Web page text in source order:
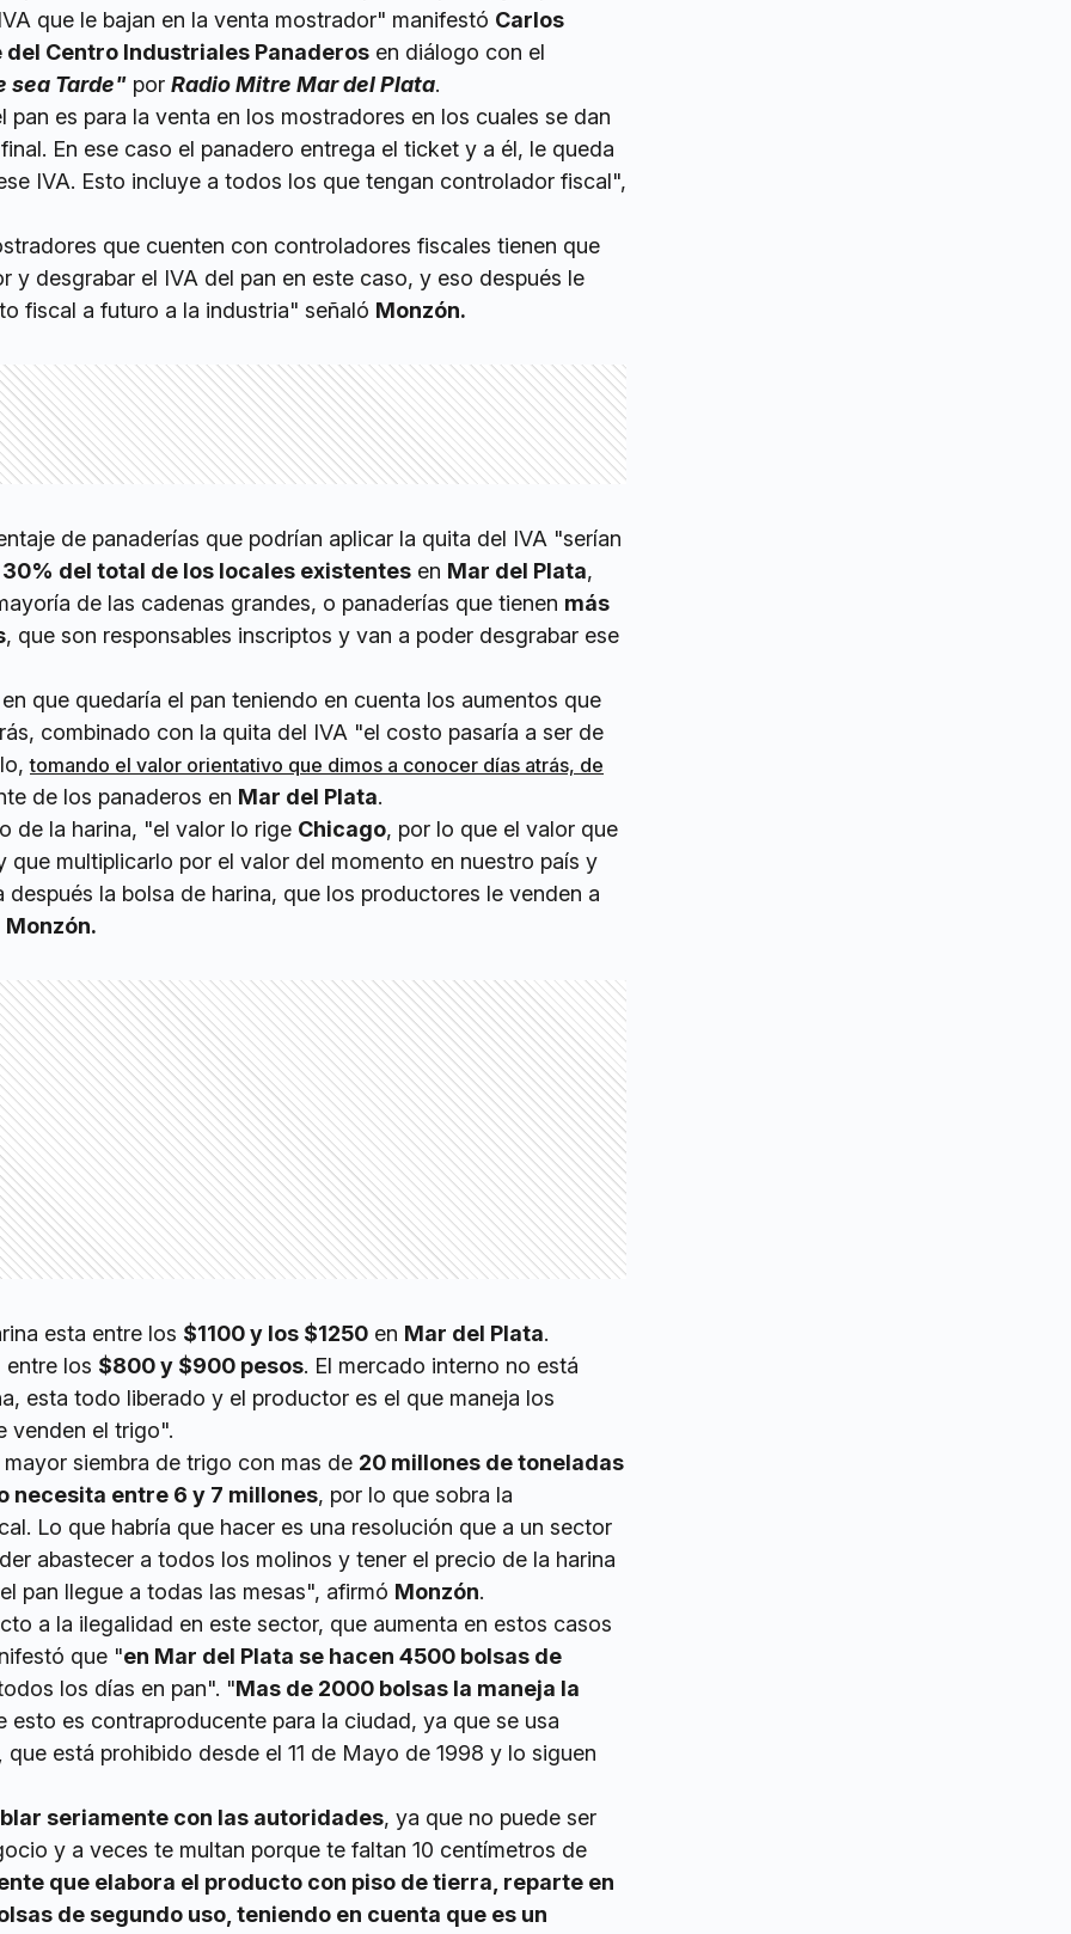
que le bajan en la venta mostrador" manifestó Carlos
del Centro Industriales Panaderos en diálogo con el
sea Tarde" por Radio Mitre Mar del Plata.
pan es para la venta en los mostradores en los cuales se dan
En ese caso el panadero entrega el ticket y a él, le queda
IVA. Esto incluye a todos los que tengan controlador fiscal",
que cuenten con controladores fiscales tienen que
y desgrabar el IVA del pan en este caso, y eso después le
fiscal a futuro a la industria" señaló Monzón.
de panaderías que podrían aplicar la quita del IVA "serían
30% del total de los locales existentes en Mar del Plata,
de las cadenas grandes, o panaderías que tienen más
, que son responsables inscriptos y van a poder desgrabar ese
que quedaría el pan teniendo en cuenta los aumentos que
combinado con la quita del IVA "el costo pasaría a ser de
tomando el valor orientativo que dimos a conocer días atrás, de
de los panaderos en Mar del Plata.
de la harina, "el valor lo rige Chicago, por lo que el valor que
que multiplicarlo por el valor del momento en nuestro país y
después la bolsa de harina, que los productores le venden a
Monzón.
esta entre los $1100 y los $1250 en Mar del Plata.
entre los $800 y $900 pesos. El mercado interno no está
esta todo liberado y el productor es el que maneja los
venden el trigo".
siembra de trigo con mas de 20 millones de toneladas
necesita entre 6 y 7 millones, por lo que sobra la
Lo que habría que hacer es una resolución que a un sector
abastecer a todos los molinos y tener el precio de la harina
pan llegue a todas las mesas", afirmó Monzón.
a la ilegalidad en este sector, que aumenta en estos casos
que "en Mar del Plata se hacen 4500 bolsas de
los días en pan". "Mas de 2000 bolsas la maneja la
esto es contraproducente para la ciudad, ya que se usa
que está prohibido desde el 11 de Mayo de 1998 y lo siguen
seriamente con las autoridades, ya que no puede ser
y a veces te multan porque te faltan 10 centímetros de
que elabora el producto con piso de tierra, reparte en
de segundo uso, teniendo en cuenta que es un